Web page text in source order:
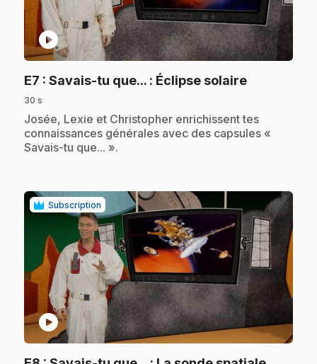
play_circle
E7 : Savais-tu que... : Éclipse solaire.
30 s
.Josée, Lexie et Christopher enrichissent tes
connaissances générales avec des capsules «
Savais-tu que... ».
Subscription
play_circle